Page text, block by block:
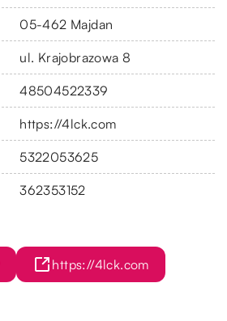
05-462 Majdan
ul. Krajobrazowa 8
48504522339
https://4lck.com
5322053625
362353152
https://4lck.com